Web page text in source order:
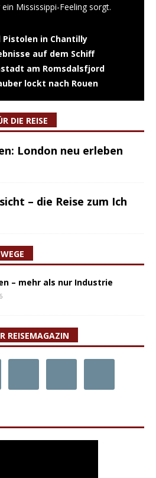
Mississippi-Feeling sorgt.
Pistolen in Chantilly
auf dem Schiff
am Romsdalsfjord
lockt nach Rouen
DIE REISE
London neu erleben
– die Reise zum Ich
– mehr als nur Industrie
REISEMAGAZIN